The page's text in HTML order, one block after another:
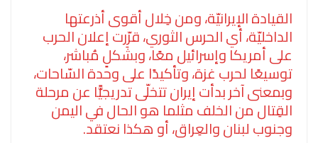
القيادة الإيرانيّة، ومن خِلال أقوى أذرعتها
الداخليّة، أي الحرس الثوري، قرّرت إعلان الحرب
على أمريكا وإسرائيل معًا، وبشَكلٍ مُباشر،
توسيعًا لحرب غزة، وتأكيدًا على وحدة السّاحات،
وبمعنى آخر بدأت إيران تتخلّى تدريجيًّا عن مرحلة
القِتال من الخلف مثلما هو الحال في اليمن
وجنوب لبنان والعِراق، أو هكذا نعتقد.